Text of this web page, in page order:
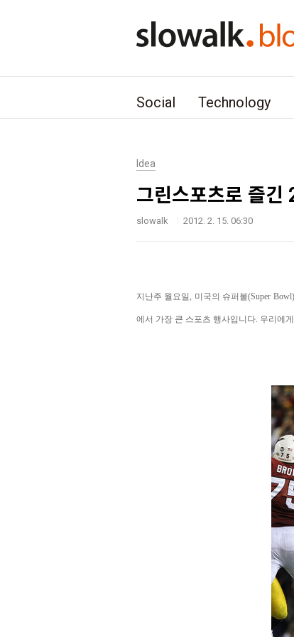
Social Technology
Idea
그린스포츠로 즐긴
slowalk 2012. 2. 15. 06:30
지난주 월요일, 미국의 슈퍼볼(Super
에서 가장 큰 스포츠 행사입니다. 우리에